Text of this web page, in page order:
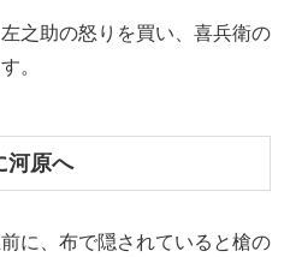
之助の怒りを買い、喜兵衛の
。
河原へ
に、布で隠されていると槍の